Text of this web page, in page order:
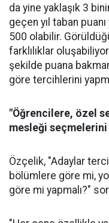
da yine yaklaşık 3
geçen yıl taban
500 olabilir.
farklılıklar
şekilde puana
göre tercihlerini
"Öğrencilere, özel
mesleği
Özçelik, "Adaylar
bölümlere göre mi,
göre mi yapmalı?"